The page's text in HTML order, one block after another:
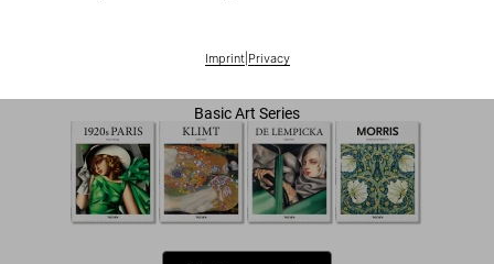
Imprint| Privacy
US$ 20
Basic Art Series